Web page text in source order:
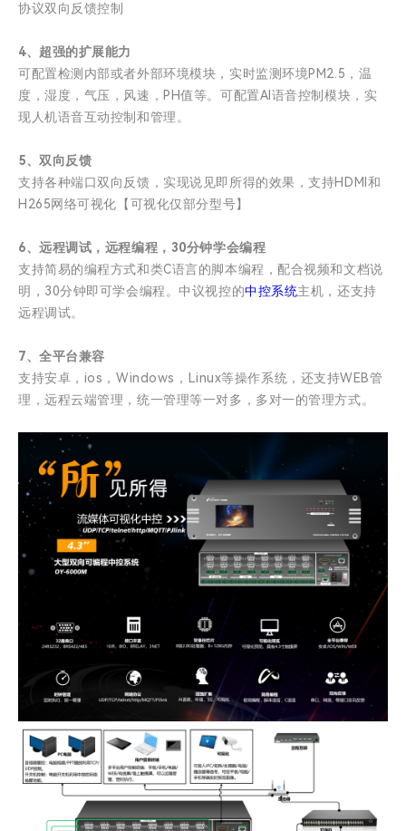
协议双向反馈控制
4、超强的扩展能力
可配置检测内部或者外部环境模块，实时监测环境PM2.5，温
度，湿度，气压，风速，PH值等。可配置AI语音控制模块，实
现人机语音互动控制和管理。
5、双向反馈
支持各种端口双向反馈，实现说见即所得的效果，支持HDMI和
H265网络可视化【可视化仅部分型号】
6、远程调试，远程编程，30分钟学会编程
支持简易的编程方式和类C语言的脚本编程，配合视频和文档说
明，30分钟即可学会编程。中议视控的中控系统主机，还支持
远程调试。
7、全平台兼容
支持安卓，ios，Windows，Linux等操作系统，还支持WEB管
理，远程云端管理，统一管理等一对多，多对一的管理方式。